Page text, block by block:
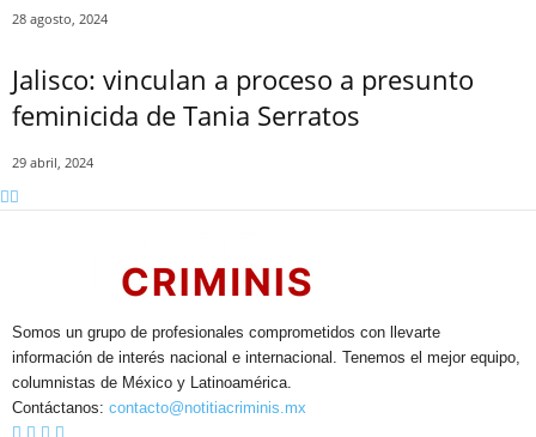
28 agosto, 2024
Jalisco: vinculan a proceso a presunto
feminicida de Tania Serratos
29 abril, 2024
Somos un grupo de profesionales comprometidos con llevarte
información de interés nacional e internacional. Tenemos el mejor equipo,
columnistas de México y Latinoamérica.
Contáctanos: contacto@notitiacriminis.mx